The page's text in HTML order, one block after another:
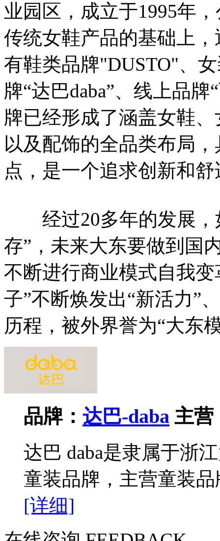
业园区，成立于1995年
传统女鞋产品的基础上
有鞋类品牌"DUSTO"、
牌“达巴daba”、线上品
牌已经形成了涵盖女鞋
以及配饰的全品类布局
点，是一个追求创新和
经过20多年的发展，
存”，未来大东要做到国
不断进行商业模式自我
子”不断焕发出“新活力”
历程，被外界誉为“大东
品牌： 达巴-daba 主营
达巴 daba是隶属于浙
童装品牌，主营童装
[详细]